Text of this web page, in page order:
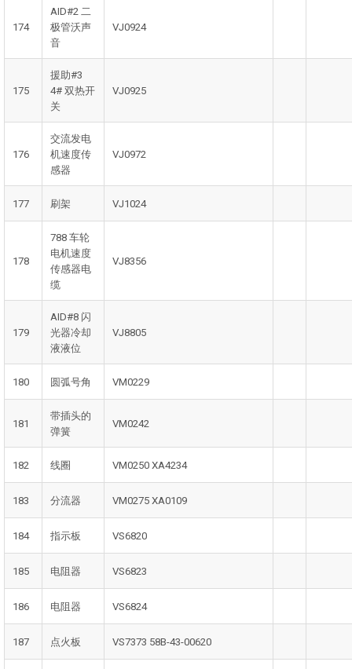
174
AID#2 二
极管沃声
音
VJ0924
175
援助#3
4# 双热开
关
VJ0925
176
交流发电
机速度传
感器
VJ0972
177 刷架 VJ1024
178
788 车轮
电机速度
传感器电
缆
VJ8356
179
AID#8 闪
光器冷却
液液位
VJ8805
180 圆弧号角 VM0229
181
带插头的
弹簧
VM0242
182 线圈 VM0250 XA4234
183 分流器 VM0275 XA0109
184 指示板 VS6820
185 电阻器 VS6823
186 电阻器 VS6824
187 点火板 VS7373 58B-43-00620